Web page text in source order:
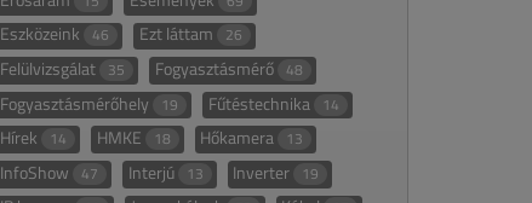
Eszközeink 46 Ezt láttam 26
Felülvizsgálat 35 Fogyasztásmérő 48
Fogyasztásmérőhely 19 Fűtéstechnika 14
Hírek 14 HMKE 18 Hőkamera 13
InfoShow 47 Interjú 13 Inverter 19